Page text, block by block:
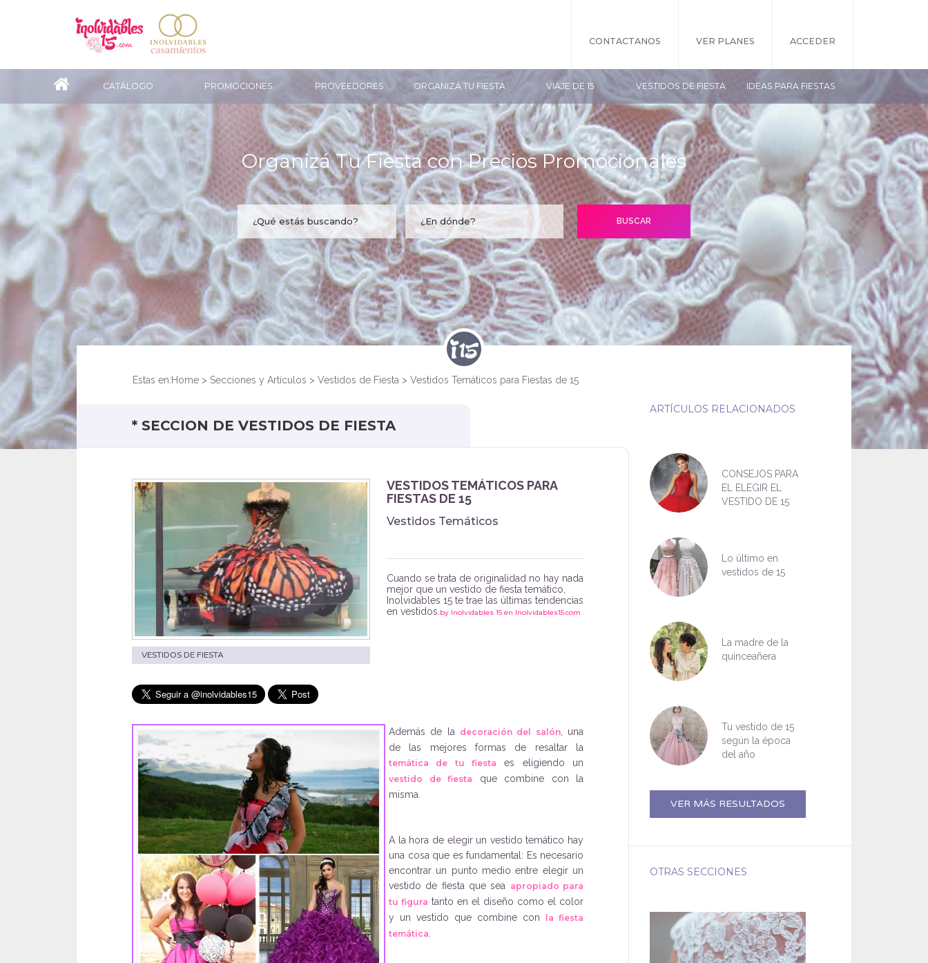
CONTACTANOS VER PLANES ACCEDER
CATÁLOGO PROMOCIONES PROVEEDORES ORGANIZÁ TU FIESTA VIAJE DE 15 VESTIDOS DE FIESTA IDEAS PARA FIESTAS
Organizá Tu Fiesta con Precios Promocionales
Estas en:Home > Secciones y Artículos > Vestidos de Fiesta > Vestidos Temáticos para Fiestas de 15
* SECCION DE VESTIDOS DE FIESTA
VESTIDOS TEMÁTICOS PARA
FIESTAS DE 15
Vestidos Temáticos
Cuando se trata de originalidad no hay nada
mejor que un vestido de fiesta temático,
Inolvidables 15 te trae las últimas tendencias
en vestidos. by Inolvidables 15 en Inolvidables15.com
VESTIDOS DE FIESTA
Además de la decoración del salón, una
de las mejores formas de resaltar la
temática de tu fiesta es eligiendo un
vestido de fiesta que combine con la
misma.
A la hora de elegir un vestido temático hay
una cosa que es fundamental: Es necesario
encontrar un punto medio entre elegir un
vestido de fiesta que sea apropiado para
tu figura tanto en el diseño como el color
y un vestido que combine con
la fiesta
temática
ARTÍCULOS RELACIONADOS
CONSEJOS PARA
EL ELEGIR EL
VESTIDO DE 15
Lo último en
vestidos de 15
La madre de la
quinceañera
Tu vestido de 15
según la época
del año
VER MÁS RESULTADOS
OTRAS SECCIONES